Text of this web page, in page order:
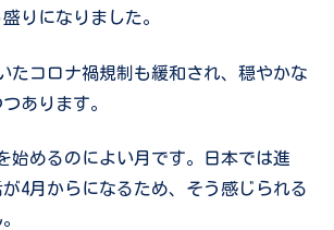
りになりました。
たコロナ禍規制も緩和され、穏やかな
あります。
始めるのによい月です。日本では進
4月からになるため、そう感じられる